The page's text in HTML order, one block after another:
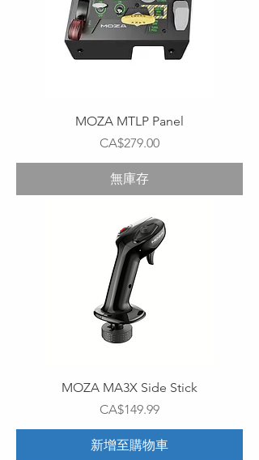
MOZA MTLP Panel
價格
CA$279.00
無庫存
MOZA MA3X Side Stick
價格
CA$149.99
新增至購物車